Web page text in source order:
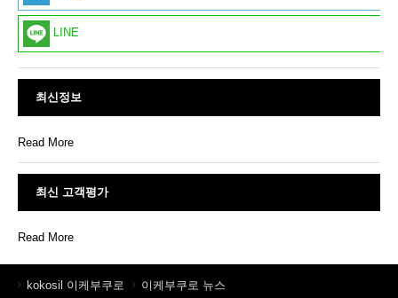
LINE
최신정보
Read More
최신 고객평가
Read More
kokosil 이케부쿠로
이케부쿠로 뉴스